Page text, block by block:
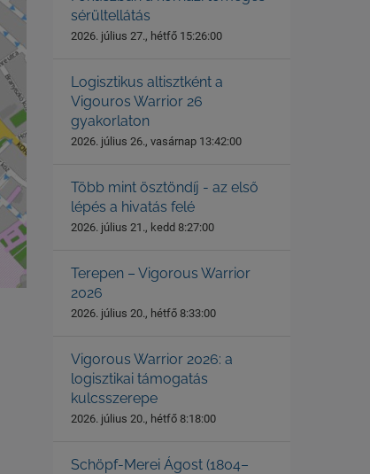
sérültellátás
2026. július 27., hétfő 15:26:00
Logisztikus altisztként a
Vigouros Warrior 26
gyakorlaton
2026. július 26., vasárnap 13:42:00
Több mint ösztöndíj - az első
lépés a hivatás felé
2026. július 21., kedd 8:27:00
Terepen – Vigorous Warrior
2026
2026. július 20., hétfő 8:33:00
Vigorous Warrior 2026: a
logisztikai támogatás
kulcsszerepe
2026. július 20., hétfő 8:18:00
Schöpf-Merei Ágost (1804–